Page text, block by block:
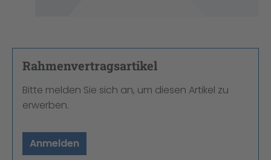
Rahmenvertragsartikel
Bitte melden Sie sich an, um diesen Artikel zu
erwerben.
Anmelden